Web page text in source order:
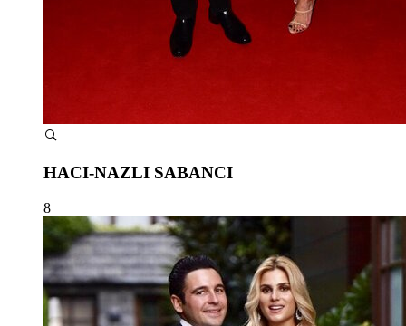
HACI-NAZLI SABANCI
8